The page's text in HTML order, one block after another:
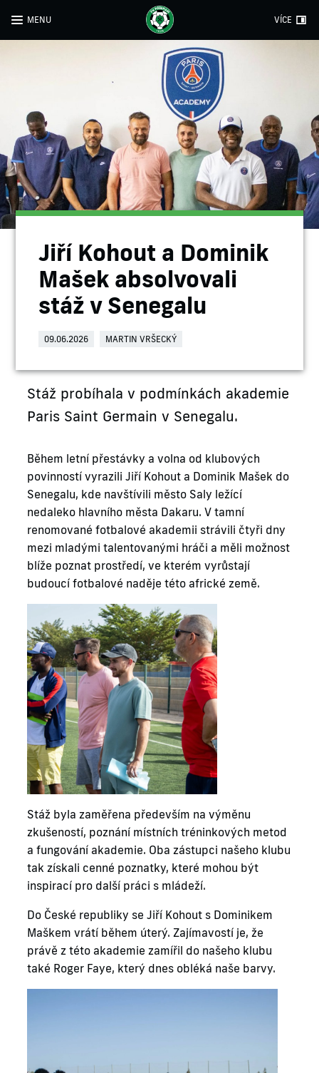
MENU VÍCE
Jiří Kohout a Dominik
Mašek absolvovali
stáž v Senegalu
09.06.2026 MARTIN VRŠECKÝ
Stáž probíhala v podmínkách akademie
Paris Saint Germain v Senegalu.
Během letní přestávky a volna od klubových
povinností vyrazili Jiří Kohout a Dominik Mašek do
Senegalu, kde navštívili město Saly ležící
nedaleko hlavního města Dakaru. V tamní
renomované fotbalové akademii strávili čtyři dny
mezi mladými talentovanými hráči a měli možnost
blíže poznat prostředí, ve kterém vyrůstají
budoucí fotbalové naděje této africké země.
Stáž byla zaměřena především na výměnu
zkušeností, poznání místních tréninkových metod
a fungování akademie. Oba zástupci našeho klubu
tak získali cenné poznatky, které mohou být
inspirací pro další práci s mládeží.
Do České republiky se Jiří Kohout s Dominikem
Maškem vrátí během úterý. Zajímavostí je, že
právě z této akademie zamířil do našeho klubu
také Roger Faye, který dnes obléká naše barvy.